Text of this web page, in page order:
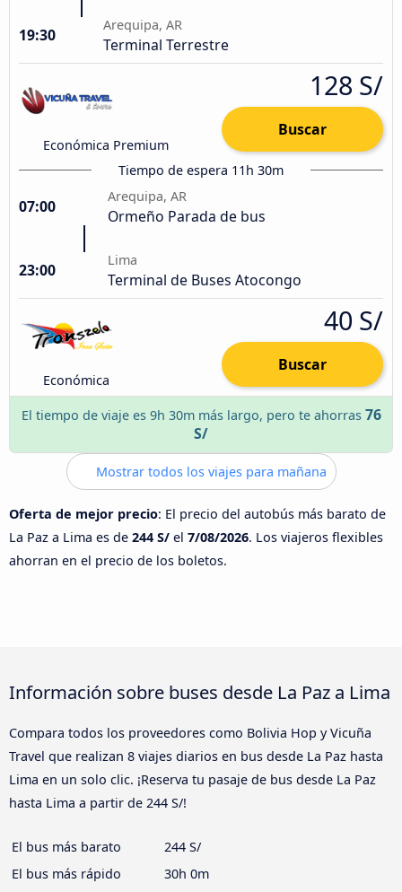
19:30
Arequipa, AR
Terminal Terrestre
Económica Premium
128 S/
Buscar
Tiempo de espera 11h 30m
07:00
Arequipa, AR
Ormeño Parada de bus
23:00
Lima
Terminal de Buses Atocongo
Económica
40 S/
Buscar
El tiempo de viaje es 9h 30m más largo, pero te ahorras 76
S/
Mostrar todos los viajes para mañana
Oferta de mejor precio: El precio del autobús más barato de
La Paz a Lima es de 244 S/ el 7/08/2026. Los viajeros flexibles
ahorran en el precio de los boletos.
Información sobre buses desde La Paz a Lima
Compara todos los proveedores como Bolivia Hop y Vicuña
Travel que realizan 8 viajes diarios en bus desde La Paz hasta
Lima en un solo clic. ¡Reserva tu pasaje de bus desde La Paz
hasta Lima a partir de 244 S/!
El bus más barato
244 S/
El bus más rápido
30h 0m